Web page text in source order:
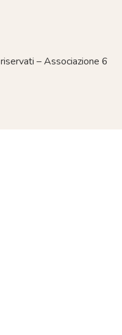
– Associazione 6